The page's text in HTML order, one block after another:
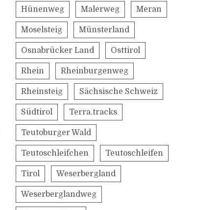
Hünenweg Malerweg Meran
Moselsteig Münsterland
Osnabrücker Land Osttirol
Rhein Rheinburgenweg
Rheinsteig Sächsische Schweiz
Südtirol Terra.tracks
Teutoburger Wald
Teutoschleifchen Teutoschleifen
Tirol Weserbergland
Weserberglandweg